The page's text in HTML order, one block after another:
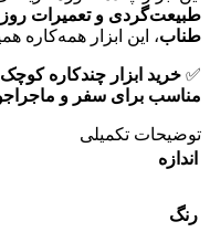
طبیعت‌گردی و تعمیرات
طناب، این ابزار همه‌کاره
✅ خرید ابزار چندکاره
مناسب برای سفر و
توضیحات تکمیلی
اندازه
رنگ